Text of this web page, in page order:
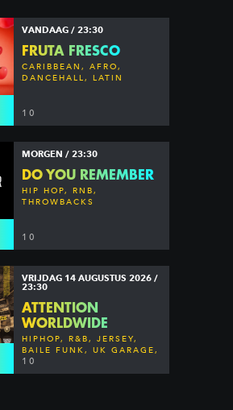
VANDAAG / 23:30
FRUTA FRESCO
CARIBBEAN, AFRO,
DANCEHALL, LATIN
10
MORGEN / 23:30
DO YOU REMEMBER
HIP HOP, RNB,
THROWBACKS
10
VRIJDAG 14 AUGUSTUS 2026 /
23:30
ATTENTION
WORLDWIDE
HIPHOP, R&B, JERSEY,
BAILE FUNK, UK GARAGE,
DANCEHALL & MORE
10